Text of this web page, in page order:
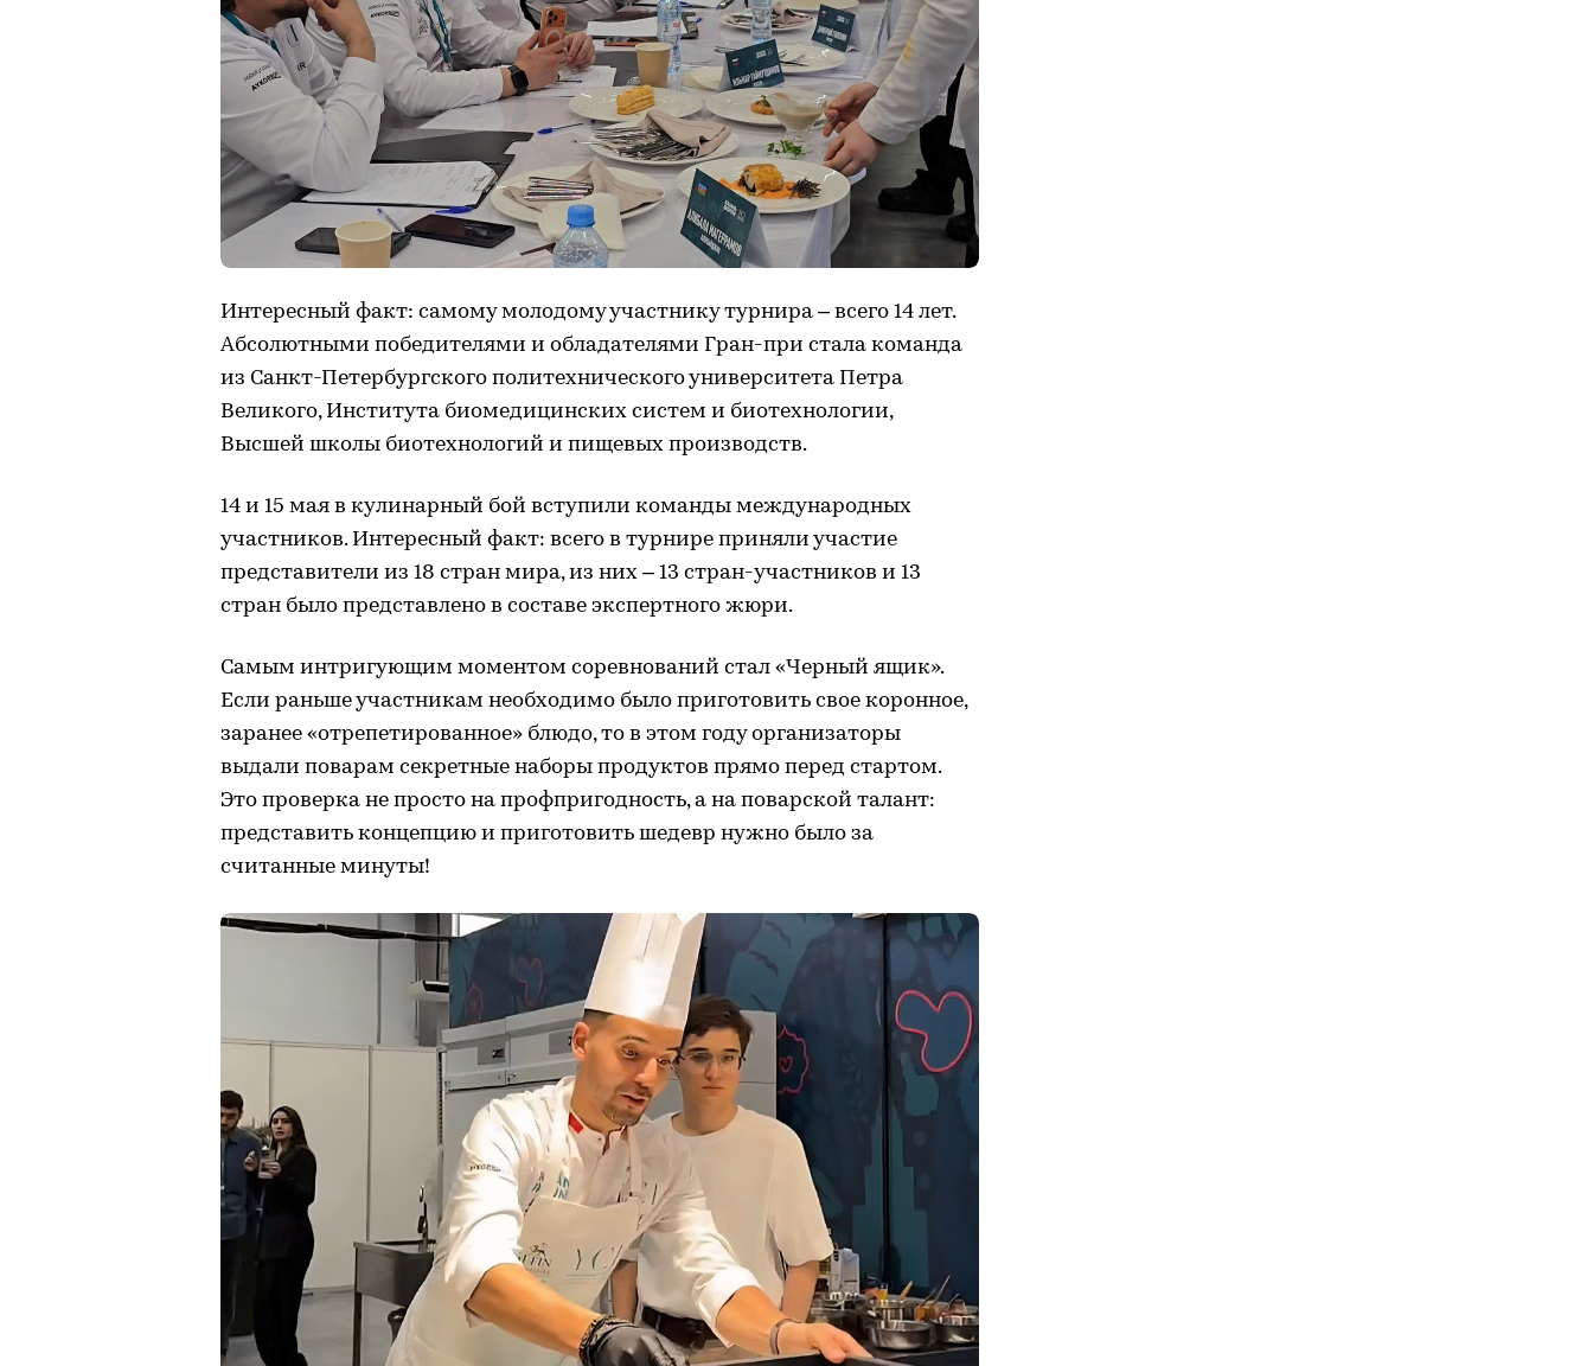
Интересный факт: самому молодому участнику турнира – всего 14 лет.
Абсолютными победителями и обладателями Гран-при стала команда
из Санкт-Петербургского политехнического университета Петра
Великого, Института биомедицинских систем и биотехнологии,
Высшей школы биотехнологий и пищевых производств.
14 и 15 мая в кулинарный бой вступили команды международных
участников. Интересный факт: всего в турнире приняли участие
представители из 18 стран мира, из них – 13 стран-участников и 13
стран было представлено в составе экспертного жюри.
Самым интригующим моментом соревнований стал «Черный ящик».
Если раньше участникам необходимо было приготовить свое коронное,
заранее «отрепетированное» блюдо, то в этом году организаторы
выдали поварам секретные наборы продуктов прямо перед стартом.
Это проверка не просто на профпригодность, а на поварской талант:
представить концепцию и приготовить шедевр нужно было за
считанные минуты!